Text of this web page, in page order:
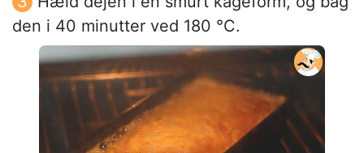
den i 40 minutter ved 180 °C.